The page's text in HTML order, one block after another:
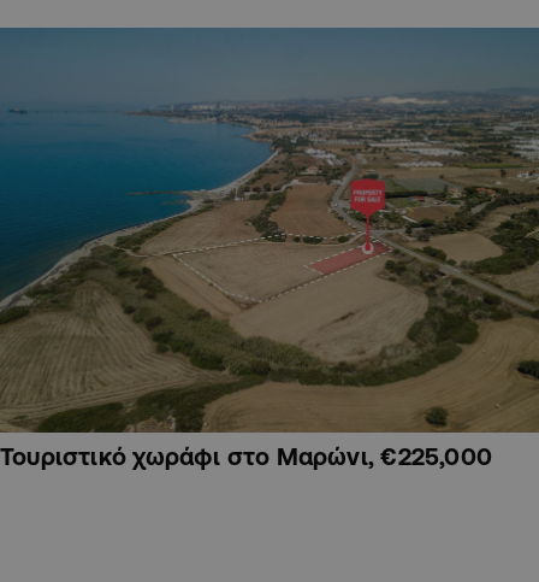
Τουριστικό χωράφι στο Μαρώνι, €225,000